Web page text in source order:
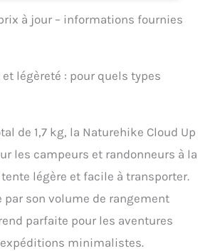
même temps elle a une
110 cm. Il est ultraléger, ne
taille et poids pour le
transport. Cette tente
convient pour la
randonnée / le vélo avec
un partenaire de camping.
Tente pour 3 saisons : La
tente ultralégère peut
également être utilisée
à jour – informations fournies
légèreté : pour quels types
de 1,7 kg, la Naturehike Cloud Up
les campeurs et randonneurs à la
tente légère et facile à transporter.
par son volume de rangement
parfaite pour les aventures
minimalistes.